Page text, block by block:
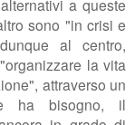
a queste
sono "in crisi e
al centro,
organizzare la vita
attraverso un
ha bisogno, il